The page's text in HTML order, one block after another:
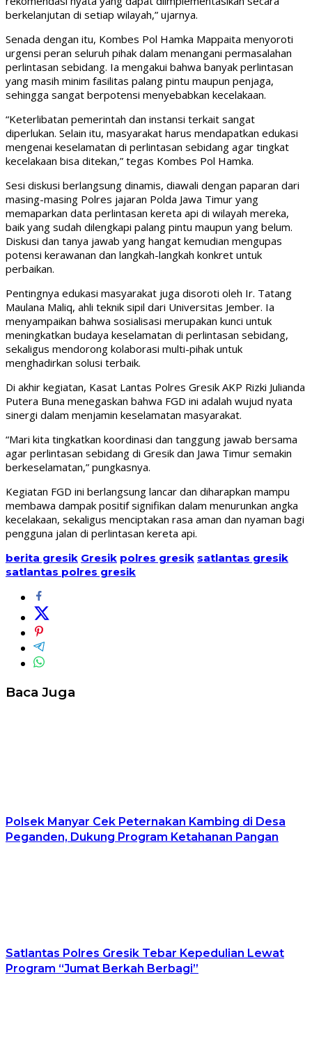
berkelanjutan di setiap wilayah,” ujarnya.
Senada dengan itu, Kombes Pol Hamka Mappaita menyoroti
urgensi peran seluruh pihak dalam menangani permasalahan
perlintasan sebidang. Ia mengakui bahwa banyak perlintasan
yang masih minim fasilitas palang pintu maupun penjaga,
sehingga sangat berpotensi menyebabkan kecelakaan.
“Keterlibatan pemerintah dan instansi terkait sangat
diperlukan. Selain itu, masyarakat harus mendapatkan edukasi
mengenai keselamatan di perlintasan sebidang agar tingkat
kecelakaan bisa ditekan,” tegas Kombes Pol Hamka.
Sesi diskusi berlangsung dinamis, diawali dengan paparan dari
masing-masing Polres jajaran Polda Jawa Timur yang
memaparkan data perlintasan kereta api di wilayah mereka,
baik yang sudah dilengkapi palang pintu maupun yang belum.
Diskusi dan tanya jawab yang hangat kemudian mengupas
potensi kerawanan dan langkah-langkah konkret untuk
perbaikan.
Pentingnya edukasi masyarakat juga disoroti oleh Ir. Tatang
Maulana Maliq, ahli teknik sipil dari Universitas Jember. Ia
menyampaikan bahwa sosialisasi merupakan kunci untuk
meningkatkan budaya keselamatan di perlintasan sebidang,
sekaligus mendorong kolaborasi multi-pihak untuk
menghadirkan solusi terbaik.
Di akhir kegiatan, Kasat Lantas Polres Gresik AKP Rizki Julianda
Putera Buna menegaskan bahwa FGD ini adalah wujud nyata
sinergi dalam menjamin keselamatan masyarakat.
“Mari kita tingkatkan koordinasi dan tanggung jawab bersama
agar perlintasan sebidang di Gresik dan Jawa Timur semakin
berkeselamatan,” pungkasnya.
Kegiatan FGD ini berlangsung lancar dan diharapkan mampu
membawa dampak positif signifikan dalam menurunkan angka
kecelakaan, sekaligus menciptakan rasa aman dan nyaman bagi
pengguna jalan di perlintasan kereta api.
berita gresik Gresik polres gresik satlantas gresik
satlantas polres gresik
Baca Juga
Polsek Manyar Cek Peternakan Kambing di Desa
Peganden, Dukung Program Ketahanan Pangan
Satlantas Polres Gresik Tebar Kepedulian Lewat
Program “Jumat Berkah Berbagi”